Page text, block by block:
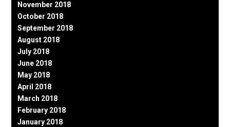
November 2018
October 2018
September 2018
August 2018
July 2018
June 2018
May 2018
April 2018
March 2018
February 2018
January 2018